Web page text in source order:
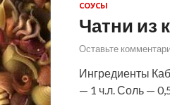
СОУСЫ
Чатни из
Оставьте
Ингредиенты
— 1 ч.л. Соль —